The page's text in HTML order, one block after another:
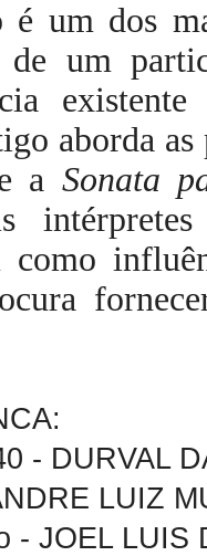
é um dos
um
aborda
a Sonata
como
- DURVAL
LUIZ
- JOEL LUIS